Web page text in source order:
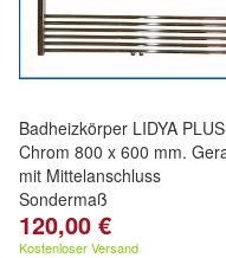
Badheizkörper LIDYA PLUS
Chrom 800 x 600 mm.
mit Mittelanschluss
Sondermaß
120,00 €
Kostenloser Versand